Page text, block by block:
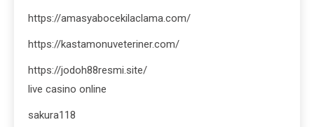
https://amasyabocekilaclama.com/
https://kastamonuveteriner.com/
https://jodoh88resmi.site/
live casino online
sakura118